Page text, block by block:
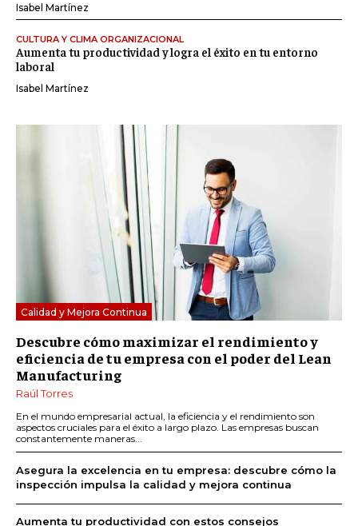
Isabel Martínez
CULTURA Y CLIMA ORGANIZACIONAL
Aumenta tu productividad y logra el éxito en tu entorno
laboral
Isabel Martínez
Calidad y Mejora Continua
Descubre cómo maximizar el rendimiento y
eficiencia de tu empresa con el poder del Lean
Manufacturing
Raúl Torres
En el mundo empresarial actual, la eficiencia y el rendimiento son
aspectos cruciales para el éxito a largo plazo. Las empresas buscan
constantemente maneras...
Asegura la excelencia en tu empresa: descubre cómo la
inspección impulsa la calidad y mejora continua
Aumenta tu productividad con estos consejos